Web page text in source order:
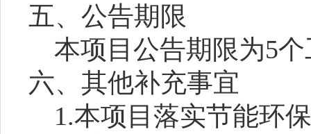
五、公告期限
本项目公告期限为5
六、其他补充事宜
1.本项目落实节能环